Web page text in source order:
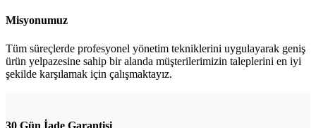
Misyonumuz
Tüm süreçlerde profesyonel yönetim tekniklerini uygulayarak geniş
ürün yelpazesine sahip bir alanda müşterilerimizin taleplerini en iyi
şekilde karşılamak için çalışmaktayız.
30 Gün İade Garantisi